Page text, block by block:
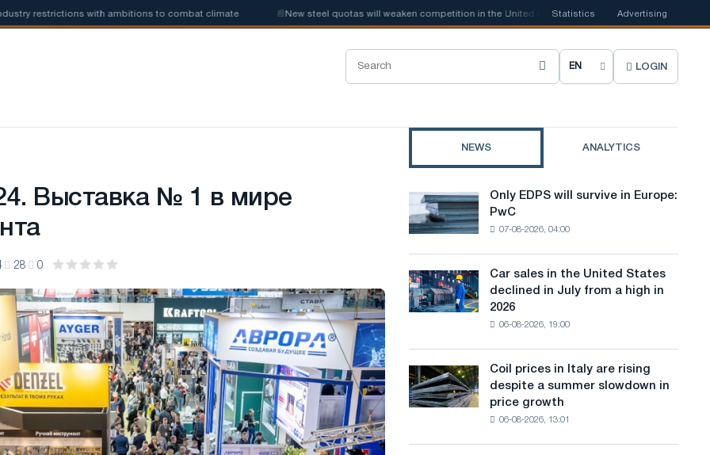
with ambitions to combat climate 📰 New steel quotas will weaken competition in the United Kingdom 📰Houthi ban on shipping
Statistics Advertising
C
o
s
t
a
n
g
u
LOGIN
Выставка № 1 в мире
28 0
NEWS ANALYTICS
Only
EDPS
will
Europe:
PwC
Only EDPS will survive in Europe:
PwC
07-08-2026, 04:00
Car
sales
in
declined
in
a
Car sales in the United States
declined in July from a high in
2026
06-08-2026, 19:00
Coil
prices
in
Coil prices in Italy are rising
despite a summer slowdown in
price growth
06-08-2026, 13:01